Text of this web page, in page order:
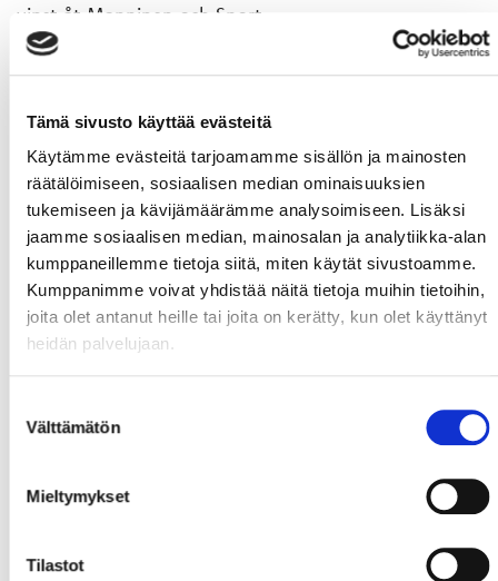
Tämä sivusto käyttää evästeitä
Käytämme evästeitä tarjoamamme sisällön ja mainosten
räätälöimiseen, sosiaalisen median ominaisuuksien
tukemiseen ja kävijämäärämme analysoimiseen. Lisäksi
jaamme sosiaalisen median, mainosalan ja analytiikka-alan
kumppaneillemme tietoja siitä, miten käytät sivustoamme.
Kumppanimme voivat yhdistää näitä tietoja muihin tietoihin,
joita olet antanut heille tai joita on kerätty, kun olet käyttänyt
heidän palvelujaan.
valinta
Välttämätön
Mieltymykset
Tilastot
vinst åt Manninen och Sport.
Sport i Nyslott motSaPKopå fredag där örnarna skall
försöka ta sin andra trepoängare från staden. Redan
dagen efter fortsätter resan mot Joensuu och Esa
Tikkanens
Jokipojat
. Följande hemmamatch är 2
februari då
HeKi
kommer på besök.
Tobias Snellman Foto: Jussi Knaapi